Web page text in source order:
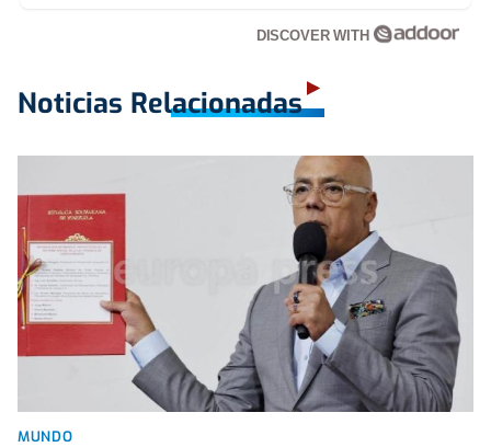
DISCOVER WITH
Noticias Relacionadas
MUNDO